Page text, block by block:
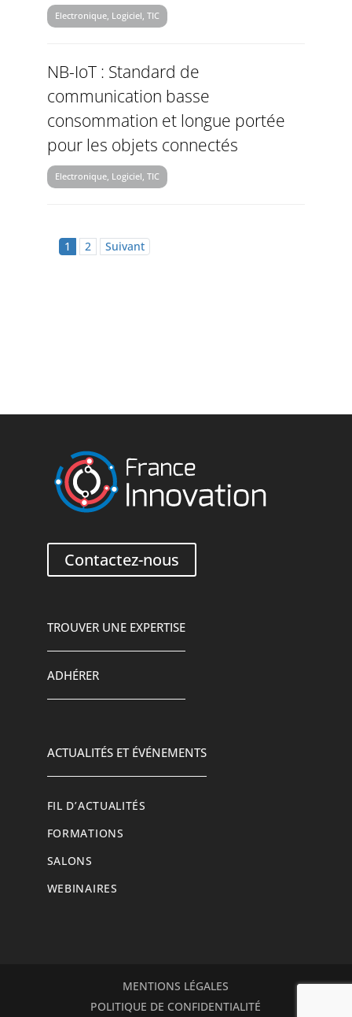
Electronique, Logiciel, TIC
NB-IoT : Standard de
communication basse
consommation et longue portée
pour les objets connectés
Electronique, Logiciel, TIC
1 2 Suivant
Contactez-nous
TROUVER UNE EXPERTISE
ADHÉRER
ACTUALITÉS ET ÉVÉNEMENTS
FIL D’ACTUALITÉS
FORMATIONS
SALONS
WEBINAIRES
MENTIONS LÉGALES
POLITIQUE DE CONFIDENTIALITÉ